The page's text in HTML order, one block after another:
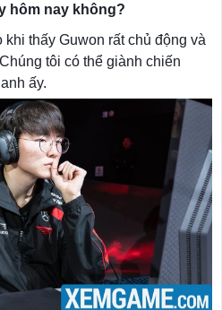
hôm nay không?
thấy Guwon rất chủ động và
tôi có thể giành chiến
ấy.